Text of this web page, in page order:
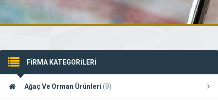
FİRMA KATEGORİLERİ
Ağaç Ve Orman Ürünleri (9)